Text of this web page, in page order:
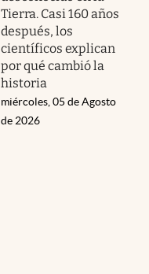
Tierra. Casi 160 años
después, los
científicos explican
por qué cambió la
historia
miércoles, 05 de Agosto
de 2026